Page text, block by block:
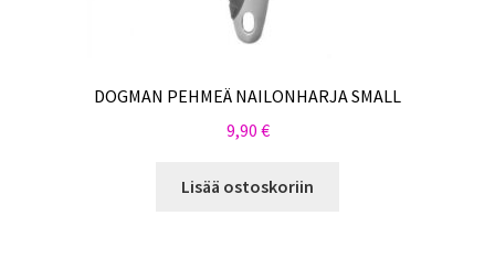
DOGMAN PEHMEÄ NAILONHARJA SMALL
9,90 €
Lisää ostoskoriin